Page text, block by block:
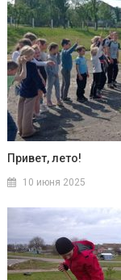
Привет, лето!
10 июня 2025